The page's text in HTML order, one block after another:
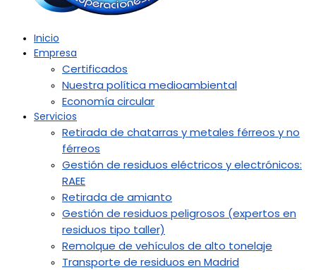
Inicio
Empresa
Certificados
Nuestra política medioambiental
Economía circular
Servicios
Retirada de chatarras y metales férreos y no
férreos
Gestión de residuos eléctricos y electrónicos:
RAEE
Retirada de amianto
Gestión de residuos peligrosos (expertos en
residuos tipo taller)
Remolque de vehículos de alto tonelaje
Transporte de residuos en Madrid